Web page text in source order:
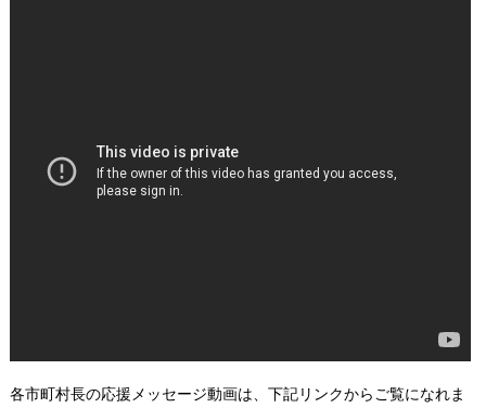
各市町村長の応援メッセージ動画は、下記リンクからご覧になれま